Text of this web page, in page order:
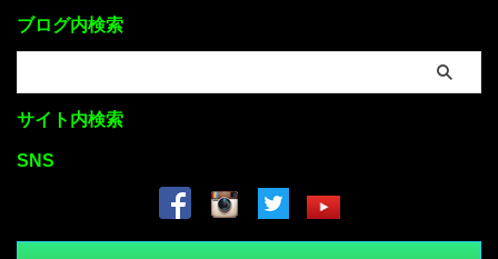
ブログ内検索
サイト内検索
SNS